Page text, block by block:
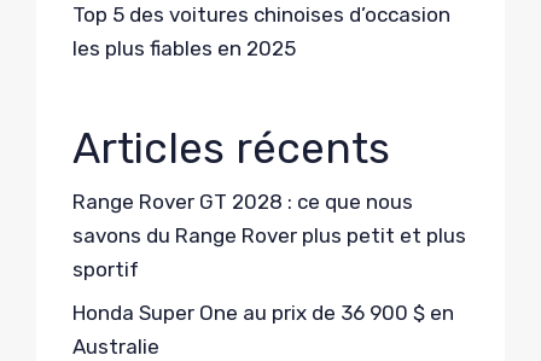
Top 5 des voitures chinoises d’occasion
les plus fiables en 2025
Articles récents
Range Rover GT 2028 : ce que nous
savons du Range Rover plus petit et plus
sportif
Honda Super One au prix de 36 900 $ en
Australie